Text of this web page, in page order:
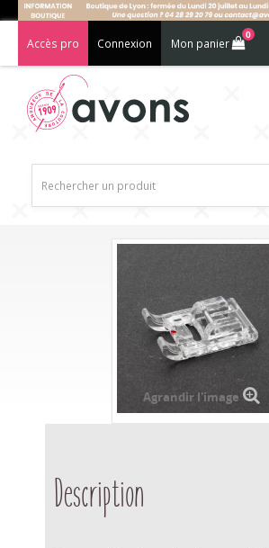
Accès pro Connexion Mon panier
0
Agrandir l'image
Description